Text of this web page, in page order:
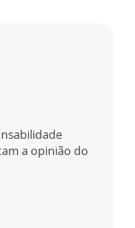
a opinião do